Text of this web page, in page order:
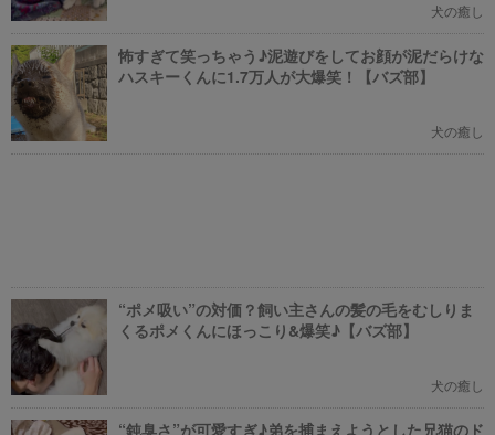
犬の癒し
怖すぎて笑っちゃう♪泥遊びをしてお顔が泥だらけな
ハスキーくんに1.7万人が大爆笑！【バズ部】
犬の癒し
“ポメ吸い”の対価？飼い主さんの髪の毛をむしりま
くるポメくんにほっこり&爆笑♪【バズ部】
犬の癒し
“鈍臭さ”が可愛すぎ♪弟を捕まえようとした兄猫のド